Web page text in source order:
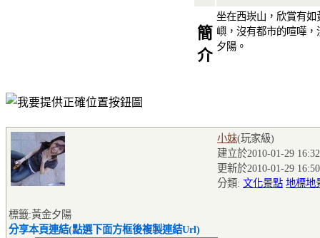
簡
介
坐在西崁山，欣賞有
嶼，沒有都市的喧嘩
夕陽。
小妹(玩家級)
建立於2010-01-29
更新於2010-01-29
分類: 文化景點 地標地
標籤:黃金夕陽
分享本頁連結(點選下面方框後複製連結Url)